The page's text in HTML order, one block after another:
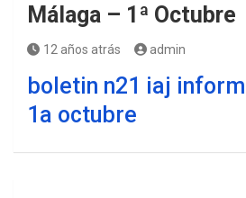
Málaga – 1ª Octubre
12 años atrás admin
boletin n21 iaj
1a octubre